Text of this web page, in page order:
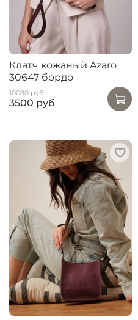
Клатч кожаный Azaro
30647 бордо
10080 руб
3500 руб